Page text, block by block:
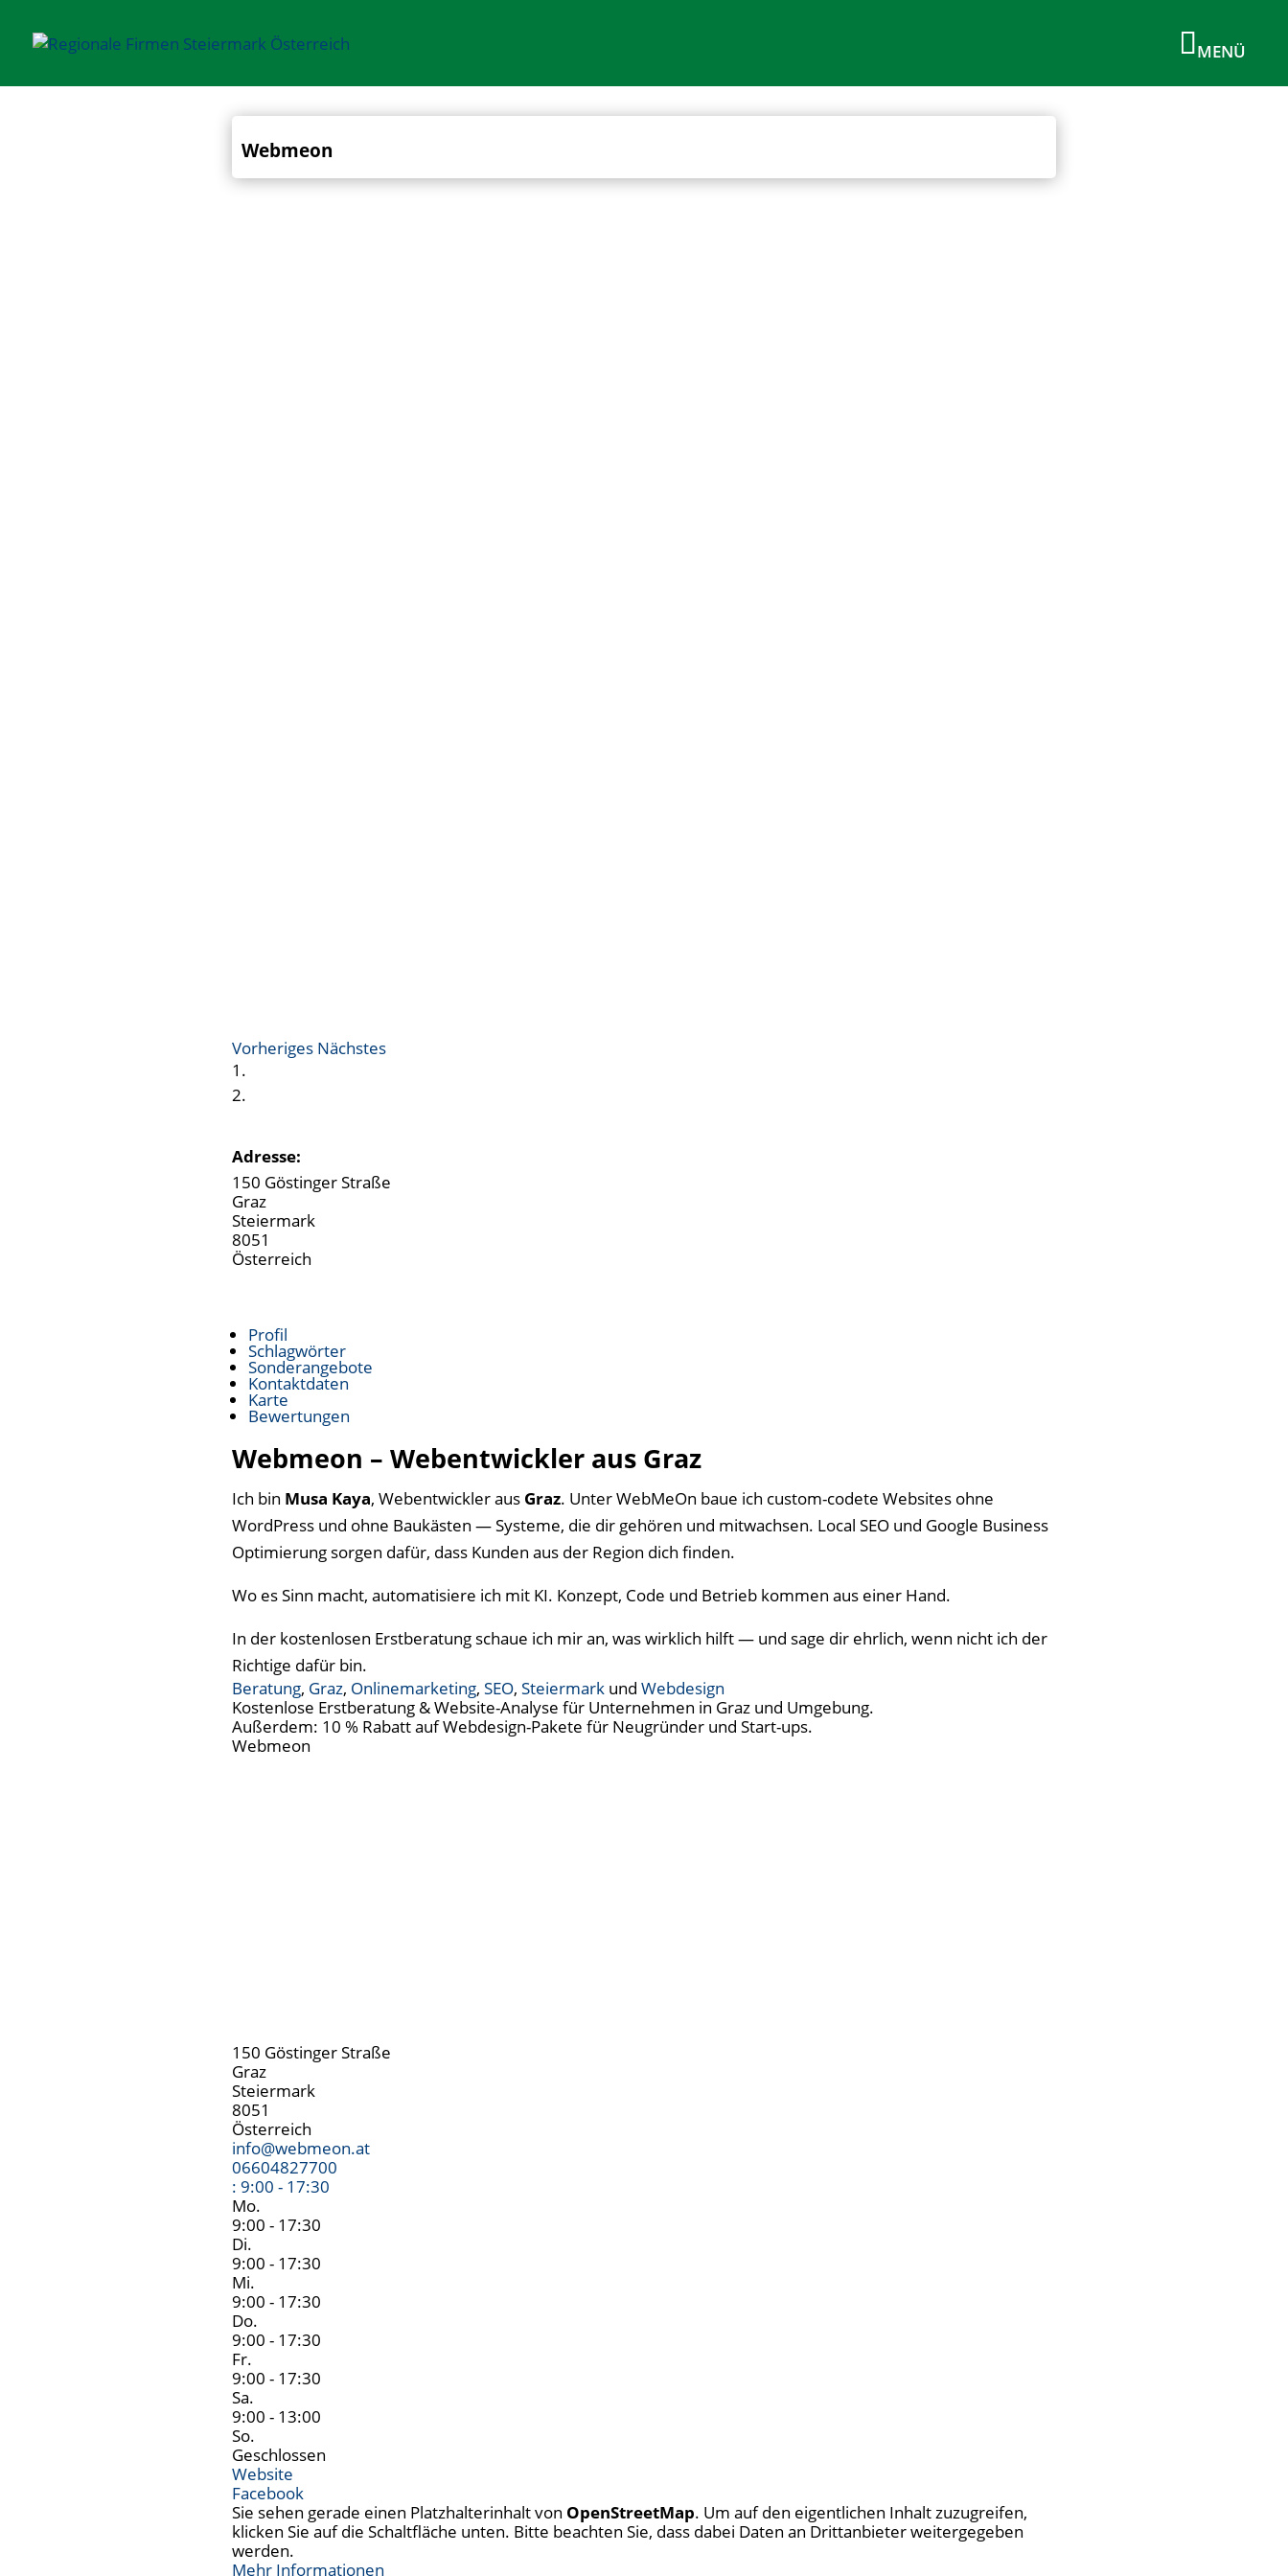
Webmeon
Vorheriges Nächstes
Adresse:
150 Göstinger Straße
Graz
Steiermark
8051
Österreich
Profil
Schlagwörter
Sonderangebote
Kontaktdaten
Karte
Bewertungen
Webmeon – Webentwickler aus Graz
Ich bin Musa Kaya, Webentwickler aus Graz. Unter WebMeOn baue ich custom-codete Websites ohne
WordPress und ohne Baukästen — Systeme, die dir gehören und mitwachsen. Local SEO und Google Business
Optimierung sorgen dafür, dass Kunden aus der Region dich finden.
Wo es Sinn macht, automatisiere ich mit KI. Konzept, Code und Betrieb kommen aus einer Hand.
In der kostenlosen Erstberatung schaue ich mir an, was wirklich hilft — und sage dir ehrlich, wenn nicht ich der
Richtige dafür bin.
Beratung, Graz, Onlinemarketing, SEO, Steiermarkund Webdesign
Kostenlose Erstberatung & Website-Analyse für Unternehmen in Graz und Umgebung.
Außerdem: 10 % Rabatt auf Webdesign-Pakete für Neugründer und Start-ups.
Webmeon
150 Göstinger Straße
Graz
Steiermark
8051
Österreich
info@webmeon.at
06604827700
: 9:00 - 17:30
Mo.
9:00 - 17:30
Di.
9:00 - 17:30
Mi.
9:00 - 17:30
Do.
9:00 - 17:30
Fr.
9:00 - 17:30
Sa.
9:00 - 13:00
So.
Geschlossen
Website
Facebook
Sie sehen gerade einen Platzhalterinhalt von OpenStreetMap. Um auf den eigentlichen Inhalt zuzugreifen,
klicken Sie auf die Schaltfläche unten. Bitte beachten Sie, dass dabei Daten an Drittanbieter weitergegeben
werden.
Mehr Informationen